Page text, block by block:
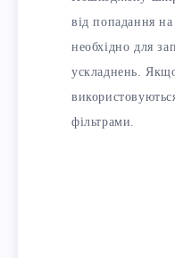
від попадання
необхідно для
ускладнень.
фільтрами.